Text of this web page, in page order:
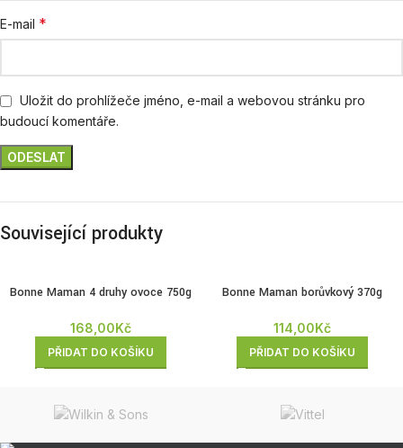
E-mail *
Uložit do prohlížeče jméno, e-mail a webovou stránku pro
budoucí komentáře.
Související produkty
Bonne Maman 4 druhy ovoce 750g
168,00Kč
PŘIDAT DO KOŠÍKU
Bonne Maman borůvkový 370g
114,00Kč
PŘIDAT DO KOŠÍKU